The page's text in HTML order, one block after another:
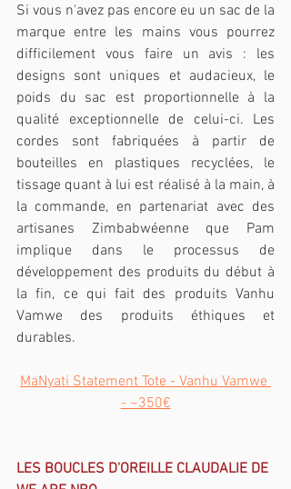
Si vous n'avez pas encore eu un sac de la
marque entre les mains vous pourrez
difficilement vous faire un avis : les
designs sont uniques et audacieux, le
poids du sac est proportionnelle à la
qualité exceptionnelle de celui-ci. Les
cordes sont fabriquées à partir de
bouteilles en plastiques recyclées, le
tissage quant à lui est réalisé à la main, à
la commande, en partenariat avec des
artisanes Zimbabwéenne que Pam
implique dans le processus de
développement des produits du début à
la fin, ce qui fait des produits Vanhu
Vamwe des produits éthiques et
durables.
MaNyati Statement Tote - Vanhu Vamwe
- ~350€
LES BOUCLES D'OREILLE CLAUDALIE DE